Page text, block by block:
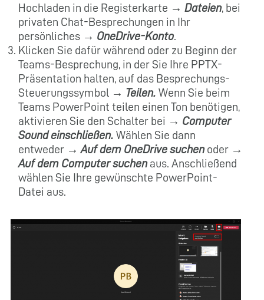
Hochladen in die Registerkarte → Dateien, bei
privaten Chat-Besprechungen in Ihr
persönliches → OneDrive-Konto
Klicken Sie dafür während oder zu Beginn der
Teams-Besprechung, in der Sie Ihre PPTX-
Präsentation halten, auf das Besprechungs-
Steuerungssymbol → Teilen. Wenn Sie beim
Teams PowerPoint teilen einen Ton benötigen,
aktivieren Sie den Schalter bei → Computer
Sound einschließen. Wählen Sie dann
entweder → Auf dem OneDrive suchenoder →
Auf dem Computer suchenaus. Anschließend
wählen Sie Ihre gewünschte PowerPoint-
Datei aus.